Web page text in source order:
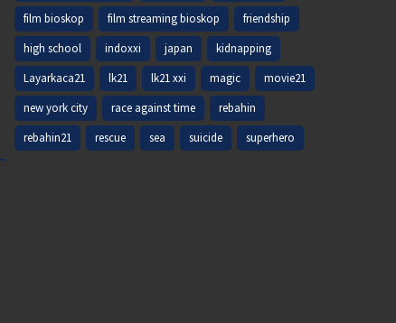
film bioskop
film streaming bioskop
friendship
high school
indoxxi japan
kidnapping
Layarkaca21
lk21 lk21 xxi magic
movie21
new york city
race against time
rebahin
rebahin21
rescue sea suicide superhero